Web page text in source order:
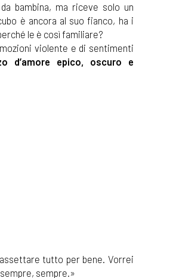
bambina, ma riceve solo un
è ancora al suo fianco, ha i
le è così familiare?
violente e di sentimenti
d’amore epico, oscuro e
tutto per bene. Vorrei
sempre.»